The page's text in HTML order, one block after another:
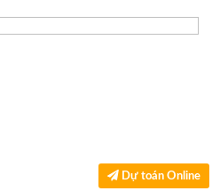
Dự toán Online